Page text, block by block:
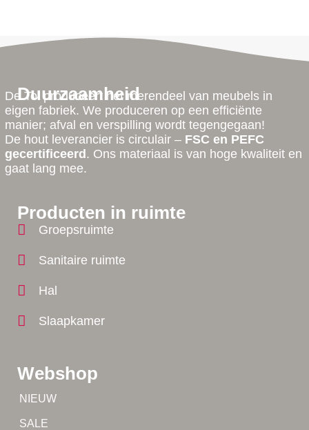
Webshop
NIEUW
SALE
Producten in ruimte
Groepsruimte
Sanitaire ruimte
Hal
Slaapkamer
Duurzaamheid
De Tol produceert het merendeel van meubels in
eigen fabriek. We produceren op een efficiënte
manier; afval en verspilling wordt tegengegaan!
De hout leverancier is circulair – FSC en PEFC
gecertificeerd . Ons materiaal is van hoge kwaliteit en
gaat lang mee.